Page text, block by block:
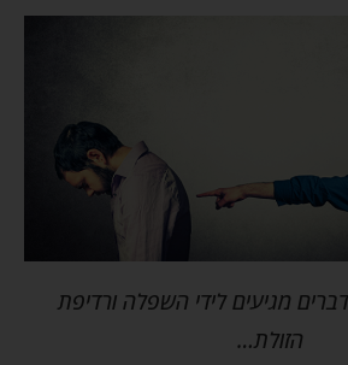
מגיעים לידי השפלה ורדיפת
הזולת…